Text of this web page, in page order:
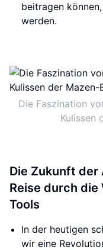
beitragen
werden.
Die Faszination
Kulissen
Die Zukunft der
Reise durch
Tools
In der heutigen
wir eine